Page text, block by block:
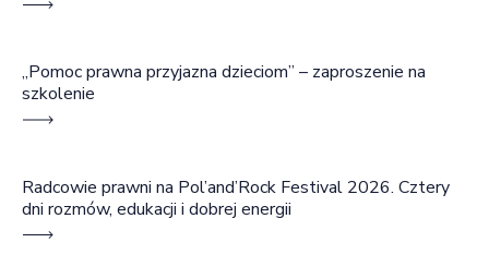
„Pomoc prawna przyjazna dzieciom” – zaproszenie na
szkolenie
Radcowie prawni na Pol’and’Rock Festival 2026. Cztery
dni rozmów, edukacji i dobrej energii